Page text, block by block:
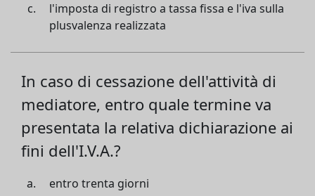
l'imposta di registro a tassa fissa e l'iva sulla
plusvalenza realizzata
In caso di cessazione dell'attività di
mediatore, entro quale termine va
presentata la relativa dichiarazione ai
fini dell'I.V.A.?
entro trenta giorni